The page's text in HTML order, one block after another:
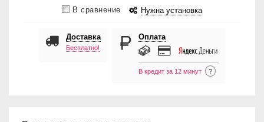
В сравнение Нужна установка
Доставка
Бесплатно!
Оплата
В кредит за 12 минут ?